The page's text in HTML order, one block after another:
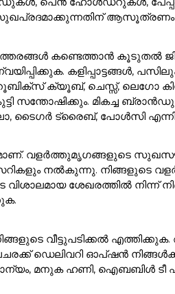
സുഖപ്രദമാക്കുന്നതിന്
കണ്ടെത്താൻ കൂടുതൽ
കളിപ്പാട്ടങ്ങൾ,
ക്യൂബ്, ചെസ്സ്, ലെഗോ
സന്തോഷിക്കും. മികച്ച
ടൈഗർ ട്രൈബ്, പോൾസി
വളർത്തുമൃഗങ്ങളുടെ
നൽകുന്നു.
ശേഖരത്തിൽ നിന്ന്
വീട്ടുപടിക്കൽ
ഓപ്ഷൻ നിങ്ങൾക്ക്
മനുക ഹണി, ഐബബിൾ ടീ